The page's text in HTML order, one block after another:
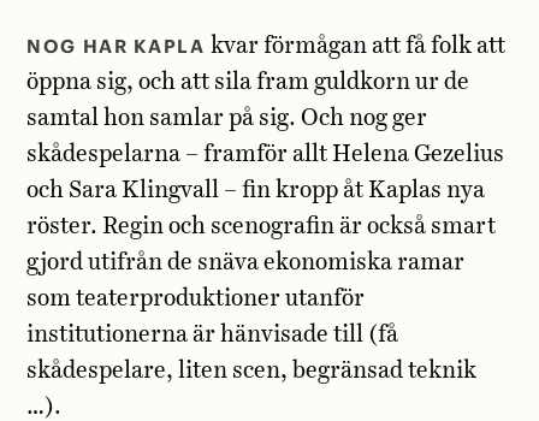
NOG HAR KAPLA kvar förmågan att få folk att
öppna sig, och att sila fram guldkorn ur de
samtal hon samlar på sig. Och nog ger
skådespelarna – framför allt Helena Gezelius
och Sara Klingvall – fin kropp åt Kaplas nya
röster. Regin och scenografin är också smart
gjord utifrån de snäva ekonomiska ramar
som teaterproduktioner utanför
institutionerna är hänvisade till (få
skådespelare, liten scen, begränsad teknik
…).